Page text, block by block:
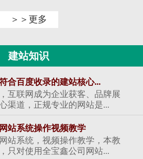
＞＞更多
建站知识
合百度收录的建站核心...
互联网成为企业获客、品牌展
渠道，正规专业的网站是...
站系统操作视频教学
站系统，视频操作教学，本教
只对使用全宝鑫公司网站...